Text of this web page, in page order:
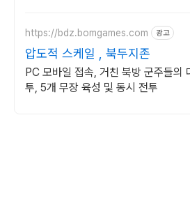
https://bdz.bomgames.com 광고
압도적 스케일 , 북두지존
PC 모바일 접속, 거친 북방 군주들의
투, 5개 무장 육성 및 동시 전투